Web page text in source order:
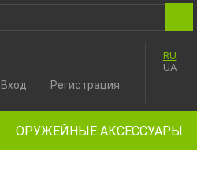
RU
UA
Вход Регистрация
ОРУЖЕЙНЫЕ АКСЕССУАРЫ